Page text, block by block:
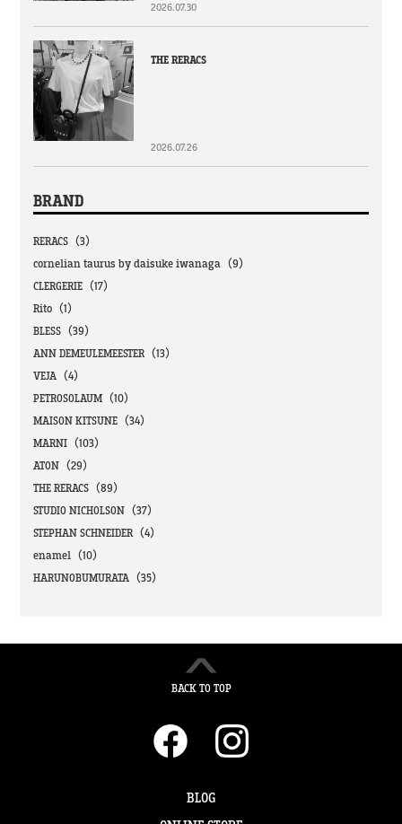
2026.07.30
THE RERACS
2026.07.26
BRAND
RERACS（3）
cornelian taurus by daisuke iwanaga（9）
CLERGERIE（17）
Rito（1）
BLESS（39）
ANN DEMEULEMEESTER（13）
VEJA（4）
PETROSOLAUM（10）
MAISON KITSUNE（34）
MARNI（103）
ATON（29）
THE RERACS（89）
STUDIO NICHOLSON（37）
STEPHAN SCHNEIDER（4）
enamel（10）
HARUNOBUMURATA（35）
BACK TO TOP
BLOG